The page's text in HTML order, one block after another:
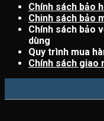
Chính sách bảo
Chinh sách bảo
Chính sách bảo
dùng
Quy trình mua
Chính sách giao